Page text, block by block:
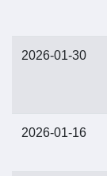
2026-01-30
2026-01-16